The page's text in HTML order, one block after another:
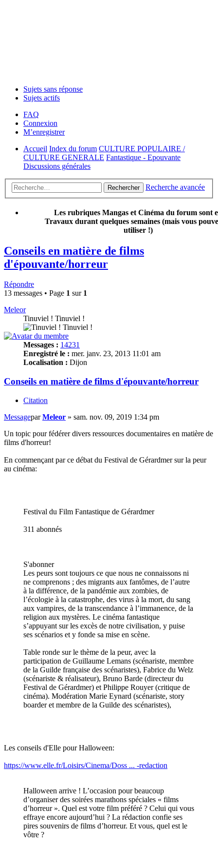
Sujets sans réponse
Sujets actifs
FAQ
Connexion
M’enregistrer
Accueil Index du forum CULTURE POPULAIRE /
CULTURE GENERALE Fantastique - Epouvante
Discussions générales
Rechercher Recherche avancée
Les rubriques Mangas et Cinéma du forum sont
Travaux durant quelques semaines (mais vous
utiliser !)
Conseils en matière de films
d'épouvante/horreur
Répondre
13 messages • Page 1 sur 1
Meleor
Tinuviel ! Tinuviel !
Messages : 14231
Enregistré le : mer. janv. 23, 2013 11:01 am
Localisation : Dijon
Conseils en matière de films d'épouvante/horreur
Citation
MessageparMeleor » sam. nov. 09, 2019 1:34 pm
Un topic pour fédérer divers ressources documentaires en matière de
films d'horreur!
En commençant par ce débat du Festival de Gérardmer sur la peur
au cinéma:
Festival du Film Fantastique de Gérardmer
311 abonnés
S'abonner
Les peurs sont toujours ce que nous ne connaissons ni
ne comprenons ; des migrants aux fantômes, de l’autre
à la différence, de la pandémie aux zombies, de
l’écologie à la catastrophe, des virus à la mort, du sang
aux vampires, de la transcendance à l’immanence, de la
religion aux mystères. Le cinéma fantastique
s’appuyant sur les excès de notre civilisation, y puise
ses scénarios et y fonde sa mise en scène.
Table ronde sur le thème de la peur, avec la
participation de Guillaume Lemans (scénariste, membre
de la Guilde française des scénaristes), Fabrice du Welz
(scénariste & réalisateur), Bruno Barde (directeur du
Festival de Gérardmer) et Philippe Rouyer (critique de
cinéma). Modération Marie Eynard (scénariste, story
boarder et membre de la Guilde des scénaristes),
Les conseils d'Elle pour Halloween:
https://www.elle.fr/Loisirs/Cinema/Doss ... -redaction
Halloween arrive ! L’occasion pour beaucoup
d’organiser des soirées marathons spéciales « films
d’horreur ». Quel est votre film préféré ? Celui qui vous
effraye encore aujourd’hui ? La rédaction confie ses
pires souvenirs de films d’horreur. Et vous, quel est le
vôtre ?